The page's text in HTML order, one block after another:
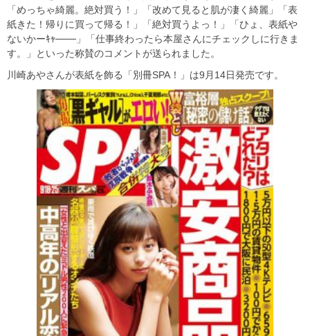
「めっちゃ綺麗。絶対買う！」「改めて見ると肌が凄く綺麗」「表
紙きた！帰りに買って帰る！」「絶対買うよっ！」「ひょ、表紙や
ないかーｷｬ───」「仕事終わったら本屋さんにチェックしに行きま
す。」といった称賛のコメントが送られました。
川崎あやさんが表紙を飾る「別冊SPA！」は9月14日発売です。